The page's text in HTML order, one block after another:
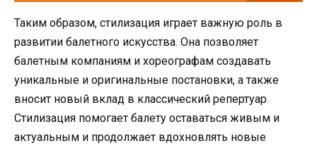
Таким образом, стилизация играет важную роль в
развитии балетного искусства. Она позволяет
балетным компаниям и хореографам создавать
уникальные и оригинальные постановки, а также
вносит новый вклад в классический репертуар.
Стилизация помогает балету оставаться живым и
актуальным и продолжает вдохновлять новые